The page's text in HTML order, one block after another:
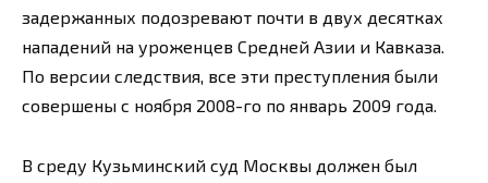
задержанных подозревают почти в двух десятках
нападений на уроженцев Средней Азии и Кавказа.
По версии следствия, все эти преступления были
совершены с ноября 2008-го по январь 2009 года.
В среду Кузьминский суд Москвы должен был